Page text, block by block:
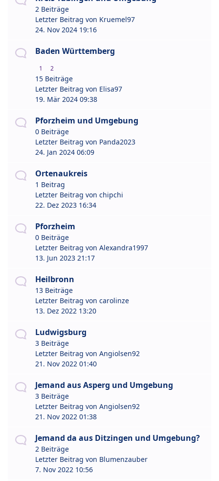
2 Beiträge
Letzter Beitrag von Kruemel97
24. Nov 2024 19:16
Baden Württemberg
1 2
15 Beiträge
Letzter Beitrag von Elisa97
19. Mär 2024 09:38
Pforzheim und Umgebung
0 Beiträge
Letzter Beitrag von Panda2023
24. Jan 2024 06:09
Ortenaukreis
1 Beitrag
Letzter Beitrag von chipchi
22. Dez 2023 16:34
Pforzheim
0 Beiträge
Letzter Beitrag von Alexandra1997
13. Jun 2023 21:17
Heilbronn
13 Beiträge
Letzter Beitrag von carolinze
13. Dez 2022 13:20
Ludwigsburg
3 Beiträge
Letzter Beitrag von Angiolsen92
21. Nov 2022 01:40
Jemand aus Asperg und Umgebung
3 Beiträge
Letzter Beitrag von Angiolsen92
21. Nov 2022 01:38
Jemand da aus Ditzingen und Umgebung?
2 Beiträge
Letzter Beitrag von Blumenzauber
7. Nov 2022 10:56